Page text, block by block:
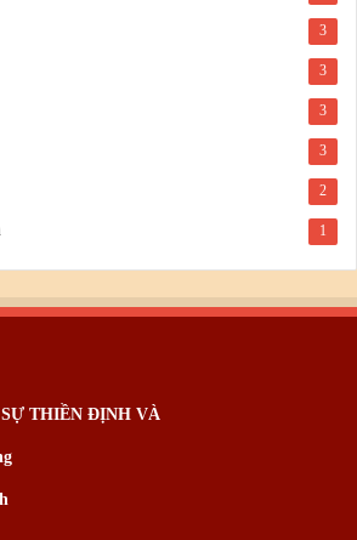
3
3
3
3
2
1
THIỀN ĐỊNH VÀ